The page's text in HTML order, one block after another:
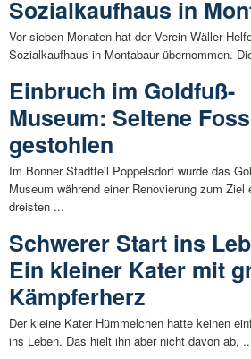
Sozialkaufhaus in
Vor sieben Monaten hat der Verein Wäller
Sozialkaufhaus in Montabaur übernommen.
Einbruch im Goldfuß-
Museum: Seltene
gestohlen
Im Bonner Stadtteil Poppelsdorf wurde das
Museum während einer Renovierung zum Ziel
dreisten ...
Schwerer Start ins
Ein kleiner Kater mit
Kämpferherz
Der kleine Kater Hümmelchen hatte keinen
ins Leben. Das hielt ihn aber nicht davon ab,